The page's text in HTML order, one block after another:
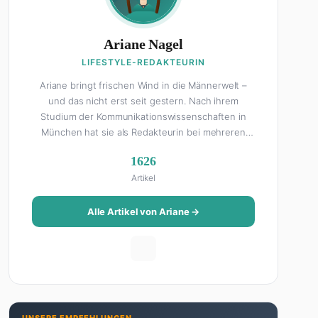
Ariane Nagel
LIFESTYLE-REDAKTEURIN
Ariane bringt frischen Wind in die Männerwelt –
und das nicht erst seit gestern. Nach ihrem
Studium der Kommunikationswissenschaften in
München hat sie als Redakteurin bei mehreren
FHM-Team gestoßen ist. Als Lifestyle-Redakteurin
schreibt sie über alles, was das Leben schöner
macht: von Interior Design und Reise-Tipps über
Food-Trends bis hin zu Beziehungsratgebern, die
auch Männer gerne lesen. Ihre Geheimwaffe: Sie
ewigen Suche nach dem besten Brunch-Spot der
1626
Artikel
Alle Artikel von Ariane →